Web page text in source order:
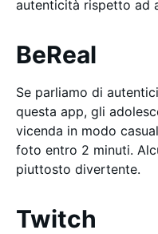
autenticità rispetto ad
BeReal
Se parliamo di
questa app, gli
vicenda in modo
foto entro 2 minuti.
piuttosto divertente.
Twitch